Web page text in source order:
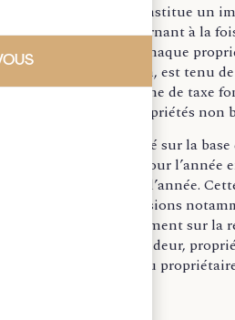
La taxe foncière, constitue un
propriétaires, concernant à la
bâtis et non bâtis. Chaque
l’année d’imposition, est tenu
que ce soit sous forme de taxe
bâties ou sur les propriétés non
Cet impôt est calculé sur la
janvier et reste dû pour
est vendu en cours d’année.
d’apporter des précisions
immobilière, notamment sur la
foncière entre le vendeur,
l’acquéreur, nouveau